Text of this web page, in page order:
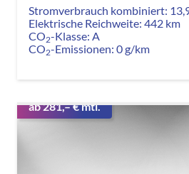
Stromverbrauch kombiniert:
Elektrische Reichweite: 442 km
CO2-Klasse: A
CO2-Emissionen: 0 g/km
ab 281,– € mtl.